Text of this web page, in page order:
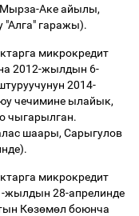
Мырза-Аке айылы,
"Алга" гаражы).
микрокредит
2012-жылдын 6-
2014-
чечимине ылайык,
чыгарылган.
шаары, Сарыгулов
микрокредит
28-апрелинде
Көзөмөл боюнча